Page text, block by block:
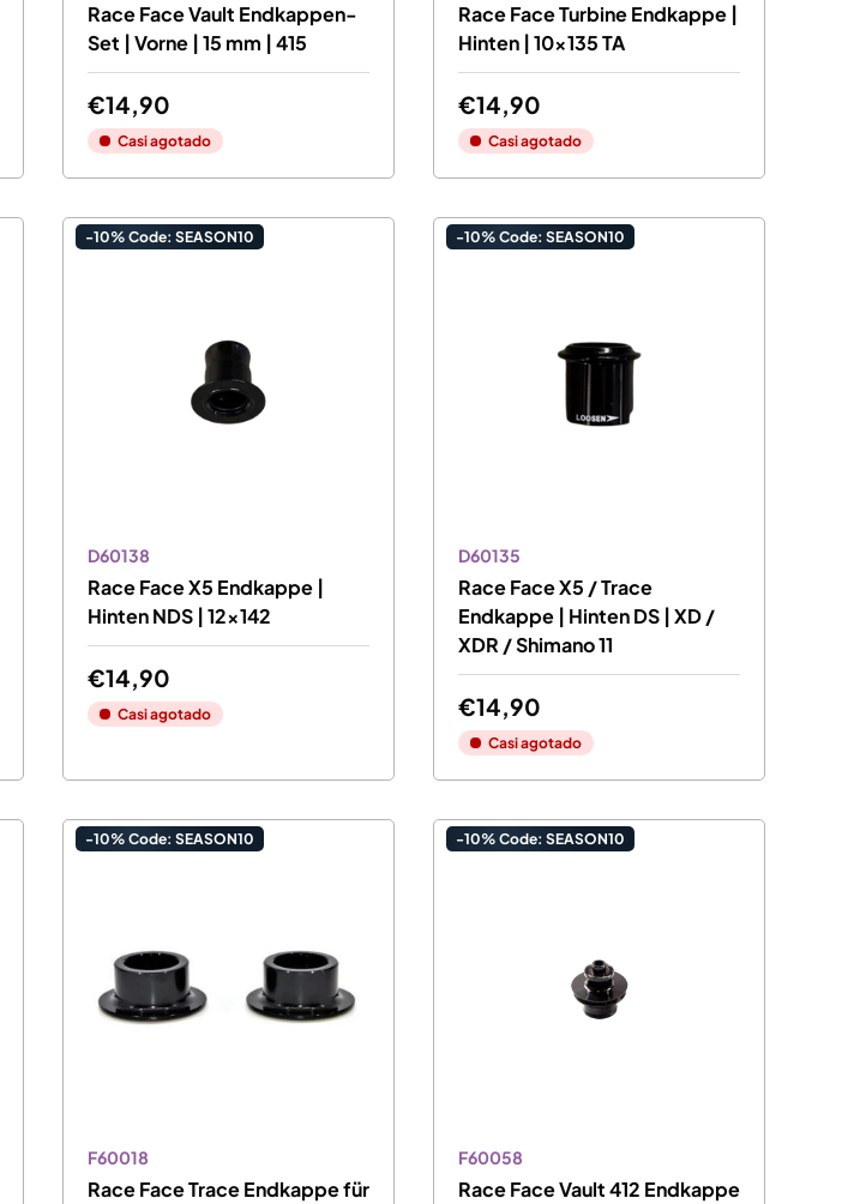
Race Face Vault Endkappen-
Set | Vorne | 15 mm | 415
€14,90
Casi agotado
Race Face Turbine Endkappe |
Hinten | 10x135 TA
€14,90
Casi agotado
-10% Code: SEASON10
D60138
Race Face X5 Endkappe |
Hinten NDS | 12x142
€14,90
Casi agotado
-10% Code: SEASON10
D60135
Race Face X5 / Trace
Endkappe | Hinten DS | XD /
XDR / Shimano 11
€14,90
Casi agotado
-10% Code: SEASON10
F60018
Race Face Trace Endkappe für
-10% Code: SEASON10
F60058
Race Face Vault 412 Endkappe